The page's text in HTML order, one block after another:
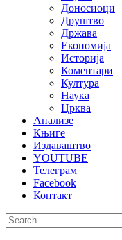
Доносиоци
Друштво
Држава
Економија
Историја
Коментари
Култура
Наука
Црква
Анализе
Књиге
Издаваштво
YOUTUBE
Телеграм
Facebook
Контакт
Search
for: